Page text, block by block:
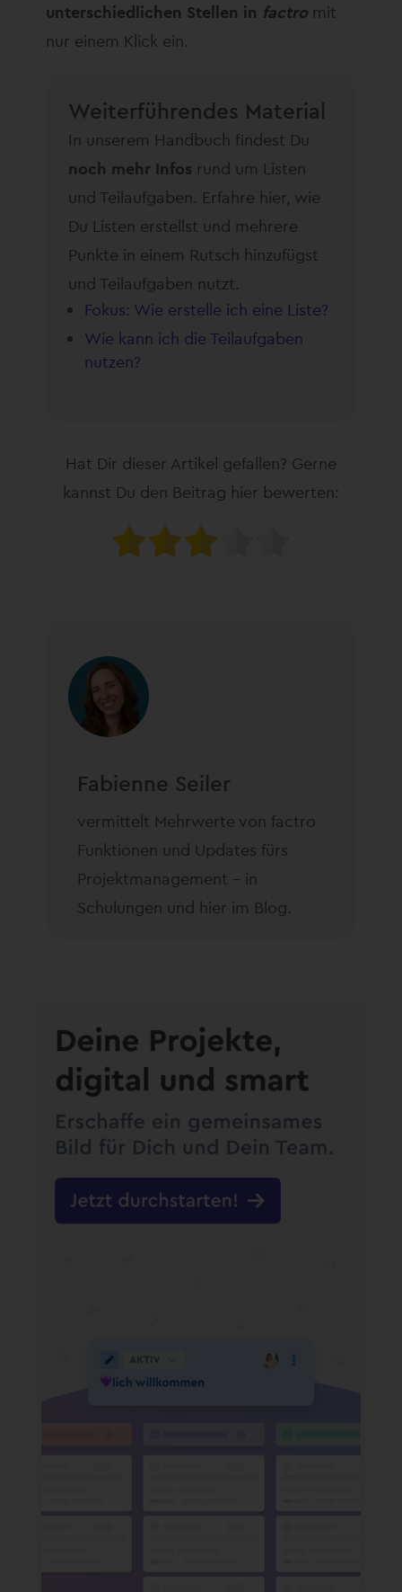
unterschiedlichen Stellen in factro mit
nur einem Klick ein.
Weiterführendes Material
In unserem Handbuch findest Du
noch mehr Infos rund um Listen
und Teilaufgaben. Erfahre hier, wie
Du Listen erstellst und mehrere
Punkte in einem Rutsch hinzufügst
und Teilaufgaben nutzt.
Fokus: Wie erstelle ich eine Liste?
Wie kann ich die Teilaufgaben
nutzen?
Hat Dir dieser Artikel gefallen? Gerne
kannst Du den Beitrag hier bewerten:
Fabienne Seiler
vermittelt Mehrwerte von factro
Funktionen und Updates fürs
Projektmanagement – in
Schulungen und hier im Blog.